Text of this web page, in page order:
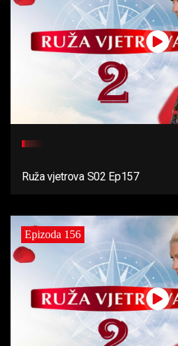
Ruža vjetrova S02 Ep157
Epizoda 156